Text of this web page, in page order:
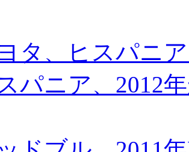
タ、ヒスパニ
パニア、2012